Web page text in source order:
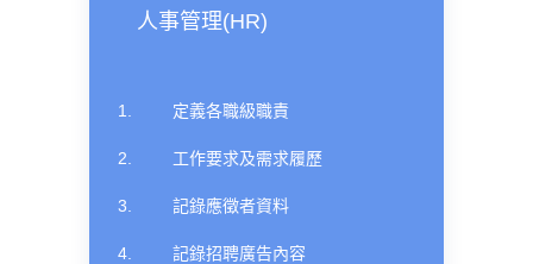
人事管理(HR)
定義各職級職責
工作要求及需求履歷
記錄應徵者資料
記錄招聘廣告內容